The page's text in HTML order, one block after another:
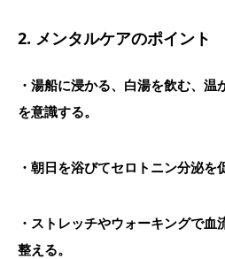
2. メンタルケアのポイント
・湯船に浸かる、白湯を飲む、
を意識する。
・朝日を浴びてセロトニン分泌を
・ストレッチやウォーキングで
整える。